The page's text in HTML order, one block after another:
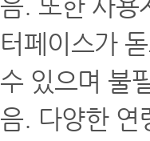
터페이스가
수 있으며 불
음. 다양한 연